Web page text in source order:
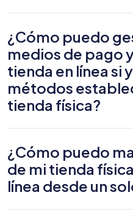
¿Cómo puedo
medios de pago
tienda en línea si
métodos
tienda física?
¿Cómo puedo
de mi tienda
línea desde un